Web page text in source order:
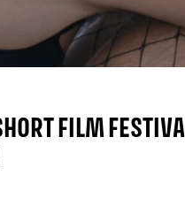
FILM